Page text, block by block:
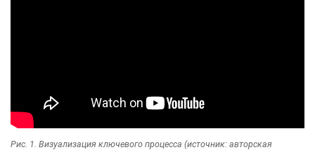
Рис. 1. Визуализация ключевого процесса (источник: авторская